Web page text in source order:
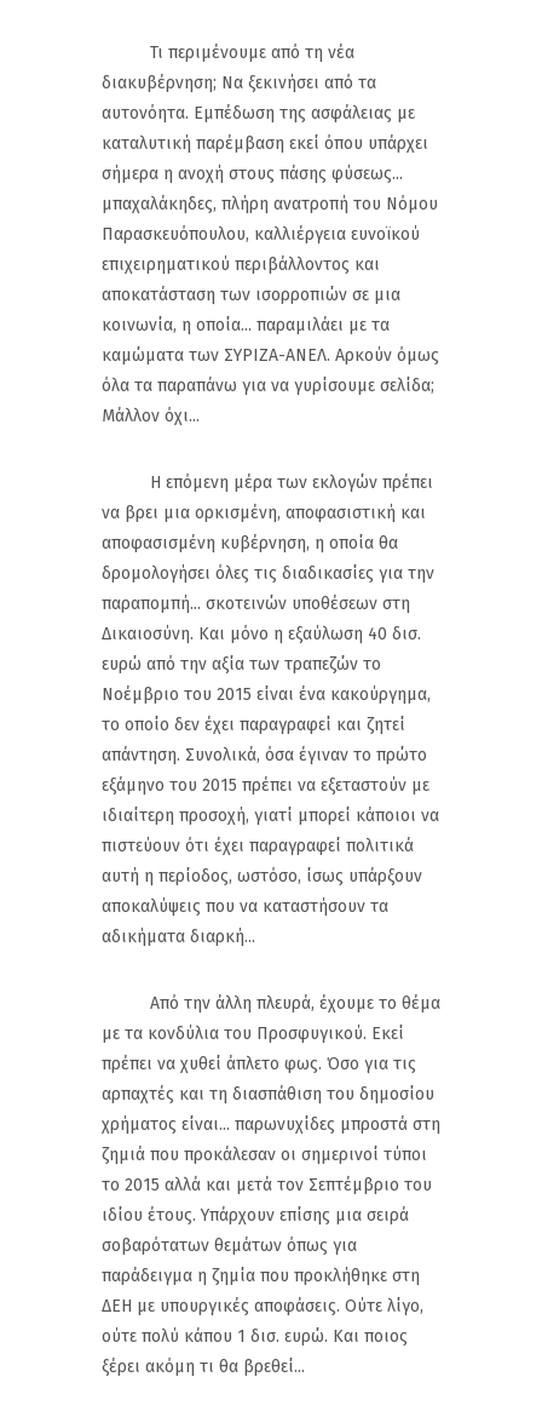
Τι περιμένουμε από τη νέα
διακυβέρνηση; Να ξεκινήσει από τα
αυτονόητα. Εμπέδωση της ασφάλειας με
καταλυτική παρέμβαση εκεί όπου υπάρχει
σήμερα η ανοχή στους πάσης φύσεως...
μπαχαλάκηδες, πλήρη ανατροπή του Νόμου
Παρασκευόπουλου, καλλιέργεια ευνοϊκού
επιχειρηματικού περιβάλλοντος και
αποκατάσταση των ισορροπιών σε μια
κοινωνία, η οποία... παραμιλάει με τα
καμώματα των ΣΥΡΙΖΑ-ΑΝΕΛ. Αρκούν όμως
όλα τα παραπάνω για να γυρίσουμε σελίδα;
Μάλλον όχι...
Η επόμενη μέρα των εκλογών πρέπει
να βρει μια ορκισμένη, αποφασιστική και
αποφασισμένη κυβέρνηση, η οποία θα
δρομολογήσει όλες τις διαδικασίες για την
παραπομπή... σκοτεινών υποθέσεων στη
Δικαιοσύνη. Και μόνο η εξαύλωση 40 δισ.
ευρώ από την αξία των τραπεζών το
Νοέμβριο του 2015 είναι ένα κακούργημα,
το οποίο δεν έχει παραγραφεί και ζητεί
απάντηση. Συνολικά, όσα έγιναν το πρώτο
εξάμηνο του 2015 πρέπει να εξεταστούν με
ιδιαίτερη προσοχή, γιατί μπορεί κάποιοι να
πιστεύουν ότι έχει παραγραφεί πολιτικά
αυτή η περίοδος, ωστόσο, ίσως υπάρξουν
αποκαλύψεις που να καταστήσουν τα
αδικήματα διαρκή...
Από την άλλη πλευρά, έχουμε το θέμα
με τα κονδύλια του Προσφυγικού. Εκεί
πρέπει να χυθεί άπλετο φως. Όσο για τις
αρπαχτές και τη διασπάθιση του δημοσίου
χρήματος είναι... παρωνυχίδες μπροστά στη
ζημιά που προκάλεσαν οι σημερινοί τύποι
το 2015 αλλά και μετά τον Σεπτέμβριο του
ιδίου έτους. Υπάρχουν επίσης μια σειρά
σοβαρότατων θεμάτων όπως για
παράδειγμα η ζημία που προκλήθηκε στη
ΔΕΗ με υπουργικές αποφάσεις. Ούτε λίγο,
ούτε πολύ κάπου 1 δισ. ευρώ. Και ποιος
ξέρει ακόμη τι θα βρεθεί...